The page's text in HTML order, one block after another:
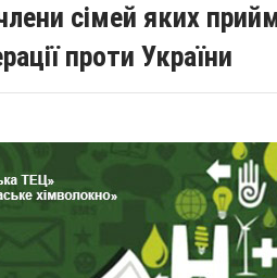
сімей яких
проти України